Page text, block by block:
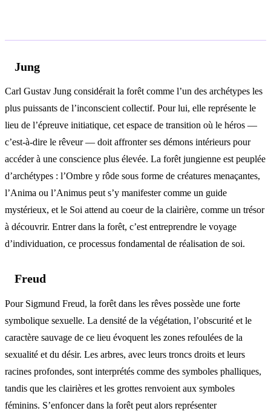
Jung
Carl Gustav Jung considérait la forêt comme l’un des archétypes les
plus puissants de l’inconscient collectif. Pour lui, elle représente le
lieu de l’épreuve initiatique, cet espace de transition où le héros —
c’est-à-dire le rêveur — doit affronter ses démons intérieurs pour
accéder à une conscience plus élevée. La forêt jungienne est peuplée
d’archétypes : l’Ombre y rôde sous forme de créatures menaçantes,
l’Anima ou l’Animus peut s’y manifester comme un guide
mystérieux, et le Soi attend au coeur de la clairière, comme un trésor
à découvrir. Entrer dans la forêt, c’est entreprendre le voyage
d’individuation, ce processus fondamental de réalisation de soi.
Freud
Pour Sigmund Freud, la forêt dans les rêves possède une forte
symbolique sexuelle. La densité de la végétation, l’obscurité et le
caractère sauvage de ce lieu évoquent les zones refoulées de la
sexualité et du désir. Les arbres, avec leurs troncs droits et leurs
racines profondes, sont interprétés comme des symboles phalliques,
tandis que les clairières et les grottes renvoient aux symboles
féminins. S’enfoncer dans la forêt peut alors représenter